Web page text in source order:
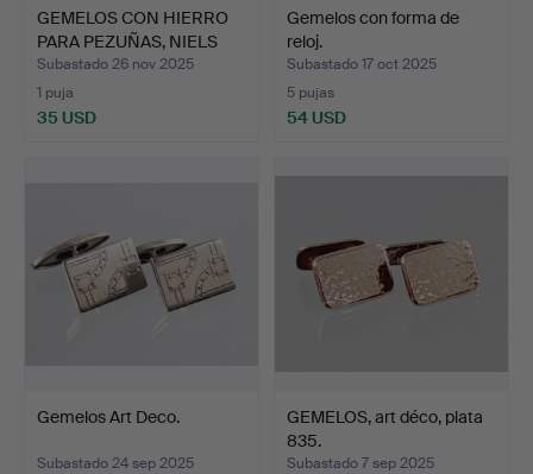
GEMELOS CON HIERRO
PARA PEZUÑAS, NIELS
ERI…
Subastado 26 nov 2025
1 puja
35 USD
Gemelos con forma de
reloj.
Subastado 17 oct 2025
5 pujas
54 USD
Gemelos Art Deco.
Subastado 24 sep 2025
GEMELOS, art déco, plata
835.
Subastado 7 sep 2025